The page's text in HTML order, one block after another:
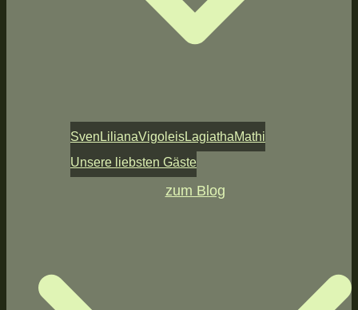
Sven LilianaVigoleisLagiathaMathi
Unsere liebsten Gäste
zum Blog